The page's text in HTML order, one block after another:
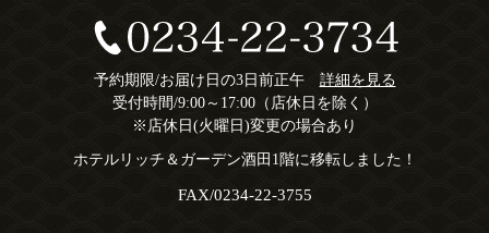
予約期限/お届け日の3日前正午 詳細を見る
受付時間/9:00～17:00（店休日を除く）
※店休日(火曜日)変更の場合あり
ホテルリッチ＆ガーデン酒田1階に移転しました！
FAX/0234-22-3755